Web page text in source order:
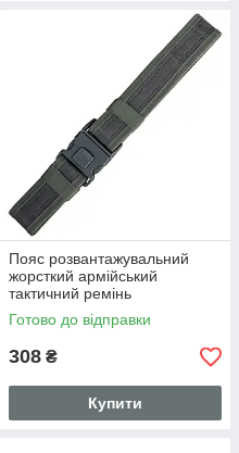
Пояс розвантажувальний
жорсткий армійський
тактичний ремінь
(синтетичний, Олива)
ширина 5 см, макс. довжина
Готово до відправки
308 ₴
Купити